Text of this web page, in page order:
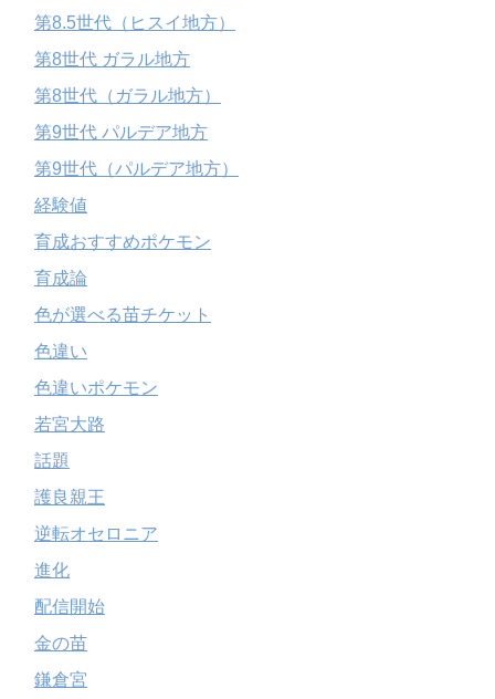
第8.5世代（ヒスイ地方）
第8世代 ガラル地方
第8世代（ガラル地方）
第9世代 パルデア地方
第9世代（パルデア地方）
経験値
育成おすすめポケモン
育成論
色が選べる苗チケット
色違い
色違いポケモン
若宮大路
話題
護良親王
逆転オセロニア
進化
配信開始
金の苗
鎌倉宮